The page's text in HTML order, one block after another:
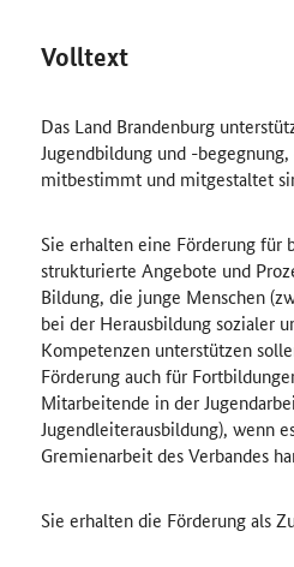
Volltext
Das Land Brandenburg
Jugendbildung und -
mitbestimmt und mitgestaltet
Sie erhalten eine Förderung für
strukturierte Angebote und
Bildung, die junge Menschen
bei der Herausbildung sozialer
Kompetenzen unterstützen
Förderung auch für
Mitarbeitende in der
Jugendleiterausbildung), wenn
Gremienarbeit des Verbandes
Sie erhalten die Förderung als